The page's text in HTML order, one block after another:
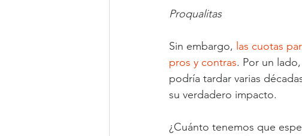
Proqualitas
Sin embargo, las cuotas
pros y contras. Por un
podría tardar varias
su verdadero impacto.
¿Cuánto tenemos que